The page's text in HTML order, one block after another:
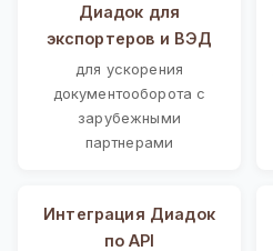
Диадок для
экспортеров и ВЭД
для ускорения
документооборота с
зарубежными
партнерами
Интеграция Диадок
по API